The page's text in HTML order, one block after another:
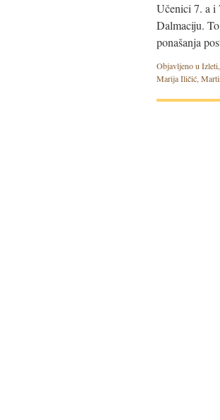
Učenici 7. a i
Dalmaciju.
ponašanja
Objavljeno u Izleti,
Marija Iličić,